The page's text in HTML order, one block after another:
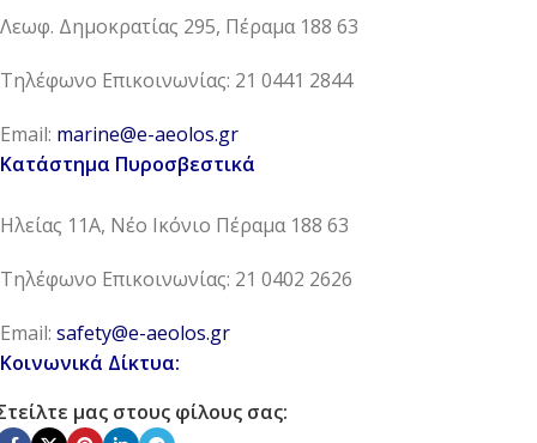
Λεωφ. Δημοκρατίας 295, Πέραμα 188 63
Τηλέφωνο Επικοινωνίας: 21 0441 2844
Email: marine@e-aeolos.gr
Κατάστημα Πυροσβεστικά
Ηλείας 11Α, Νέο Ικόνιο Πέραμα 188 63
Τηλέφωνο Επικοινωνίας: 21 0402 2626
Email: safety@e-aeolos.gr
Κοινωνικά Δίκτυα:
μας στους φίλους σας: